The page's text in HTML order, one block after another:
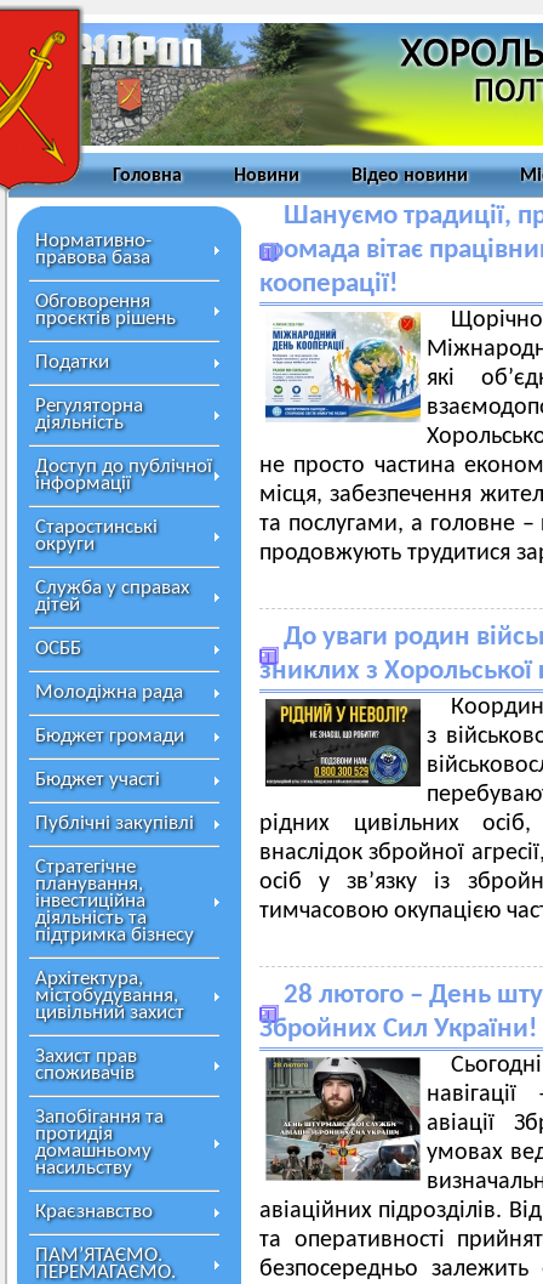
Головна Новини Відео новини
Нормативно-
правова база
Обговорення
проєктів рішень
Податки
Регуляторна
діяльність
Доступ до публічної
інформації
Старостинські
округи
Служба у справах
дітей
ОСББ
Молодіжна рада
Бюджет громади
Бюджет участі
Публічні закупівлі
Стратегічне
планування,
інвестиційна
діяльність та
підтримка бізнесу
Архітектура,
містобудування,
цивільний захист
Захист прав
споживачів
Запобігання та
протидія
домашньому
насильству
Краєзнавство
ПАМ’ЯТАЄМО.
ПЕРЕМАГАЄМО.
Шануємо традиції,
громада вітає
кооперації!
Щорічно
які
не просто частина
місця, забезпечення
та послугами, а головне
продовжують трудитися
До уваги родин
зниклих з
з
рідних цивільних
внаслідок збройної
осіб у зв’язку із
тимчасовою окупацією
28 лютого – День
Збройних Сил України!
авіації
умовах
авіаційних підрозділів.
та оперативності
безпосередньо